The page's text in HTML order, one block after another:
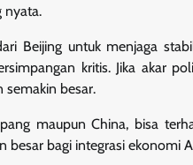
nyata.
Beijing untuk menjaga
kritis. Jika akar
semakin besar.
maupun China, bisa
besar bagi integrasi ekonomi